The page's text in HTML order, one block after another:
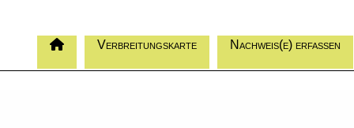
Verbreitungskarte Nachweis(e) erfassen